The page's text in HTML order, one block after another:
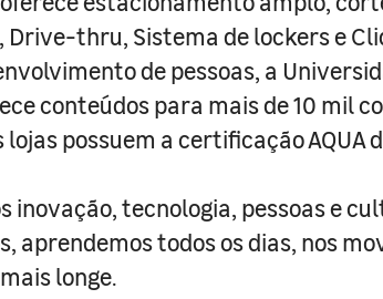
Drive-thru, Sistema de lockers e
de pessoas, a
conteúdos para mais de 10 mil
possuem a certificação AQUA
inovação, tecnologia, pessoas e
aprendemos todos os dias, nos
longe.